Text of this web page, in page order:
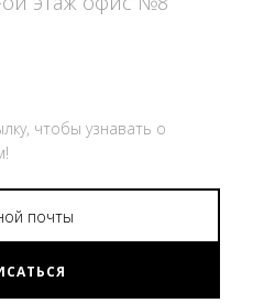
чтобы узнавать о